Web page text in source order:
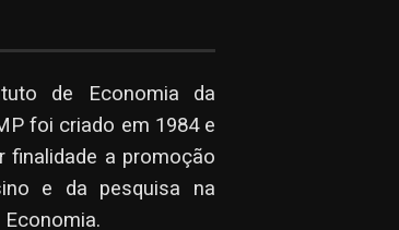
de Economia da
foi criado em 1984 e
finalidade a promoção
e da pesquisa na
Economia.